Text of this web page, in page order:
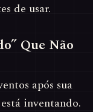
de usar.
Que Não
após sua
inventando.